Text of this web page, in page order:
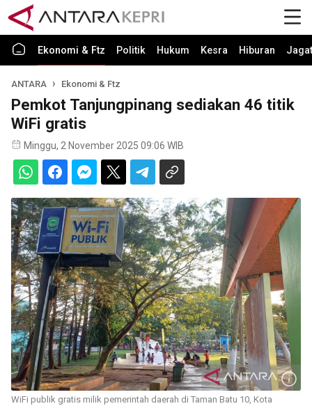
Ekonomi & Ftz Politik Hukum Kesra Hiburan Jagat
ANTARA Ekonomi & Ftz
Pemkot Tanjungpinang sediakan 46 titik
WiFi gratis
Minggu, 2 November 2025 09:06 WIB
WiFi publik gratis milik pemerintah daerah di Taman Batu 10, Kota